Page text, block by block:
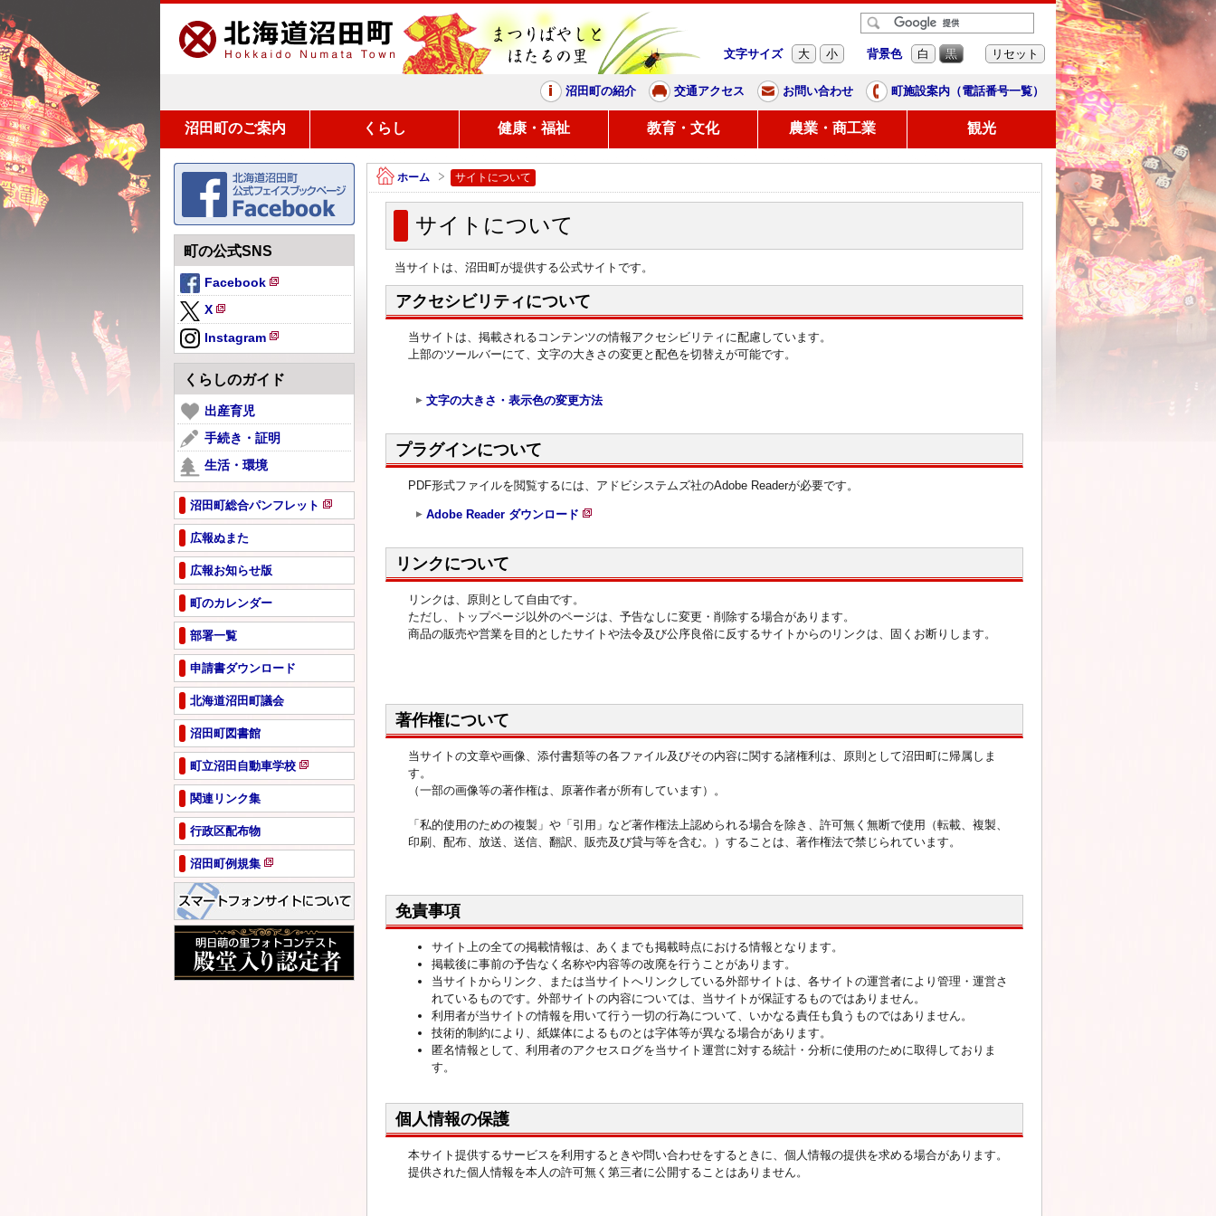
まつりばやしと、ほたるの里
文字サイズ 大 小 背景色 白 黒 リセット
沼田町の紹介 交通アクセス お問い合わせ 町施設案内（電話番号一覧）
沼田町のご案内 くらし 健康・福祉 教育・文化 農業・商工業 観光
ホーム サイトについて
サイトについて
当サイトは、沼田町が提供する公式サイトです。
アクセシビリティについて
当サイトは、掲載されるコンテンツの情報アクセシビリティに配慮しています。
上部のツールバーにて、文字の大きさの変更と配色を切替えが可能です。
文字の大きさ・表示色の変更方法
プラグインについて
PDF形式ファイルを閲覧するには、アドビシステムズ社のAdobe Readerが必要です。
Adobe Reader ダウンロード
規
ジ
で
リンクについて
リンクは、原則として自由です。
ただし、トップページ以外のページは、予告なしに変更・削除する場合があります。
商品の販売や営業を目的としたサイトや法令及び公序良俗に反するサイトからのリンクは、固くお断りします。
著作権について
当サイトの文章や画像、添付書類等の各ファイル及びその内容に関する諸権利は、原則として沼田町に帰属しま
す。
（一部の画像等の著作権は、原著作者が所有しています）。
「私的使用のための複製」や「引用」など著作権法上認められる場合を除き、許可無く無断で使用（転載、複製、
印刷、配布、放送、送信、翻訳、販売及び貸与等を含む。）することは、著作権法で禁じられています。
免責事項
サイト上の全ての掲載情報は、あくまでも掲載時点における情報となります。
掲載後に事前の予告なく名称や内容等の改廃を行うことがあります。
当サイトからリンク、または当サイトへリンクしている外部サイトは、各サイトの運営者により管理・運営さ
れているものです。外部サイトの内容については、当サイトが保証するものではありません。
利用者が当サイトの情報を用いて行う一切の行為について、いかなる責任も負うものではありません。
技術的制約により、紙媒体によるものとは字体等が異なる場合があります。
匿名情報として、利用者のアクセスログを当サイト運営に対する統計・分析に使用のために取得しておりま
す。
個人情報の保護
本サイト提供するサービスを利用するときや問い合わせをするときに、個人情報の提供を求める場合があります。
提供された個人情報を本人の許可無く第三者に公開することはありません。
町の公式SNS
Facebook
新
ペ
ー
ジ
で
き
ま
X
新
規
ペ
ー
ジ
で
開
き
す
Instagram
新
規
ペ
ジ
で
き
ま
す
くらしのガイド
出産育児
手続き・証明
生活・環境
沼田町総合パンフレット
新
ペ
ジ
開
ま
広報ぬまた
広報お知らせ版
町のカレンダー
部署一覧
申請書ダウンロード
北海道沼田町議会
沼田町図書館
町立沼田自動車学校
新
ペ
ジ
開
き
ま
す
関連リンク集
行政区配布物
沼田町例規集
新
規
ー
ジ
で
開